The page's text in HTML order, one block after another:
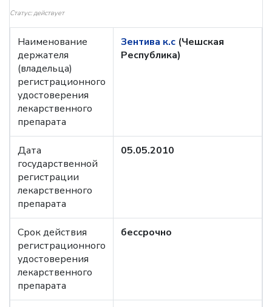
Статус: действует
Наименование
держателя
(владельца)
регистрационного
удостоверения
лекарственного
препарата
Зентива к.с (Чешская
Республика)
Дата
государственной
регистрации
лекарственного
препарата
05.05.2010
Срок действия
регистрационного
удостоверения
лекарственного
препарата
бессрочно